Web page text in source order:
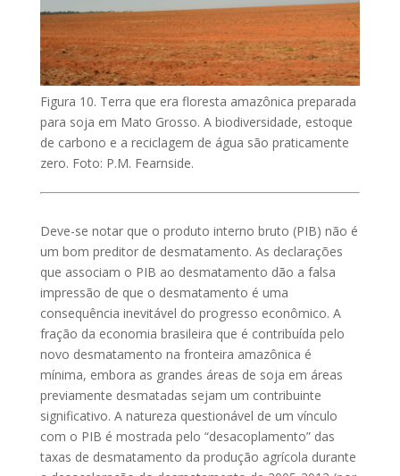
Figura 10. Terra que era floresta amazônica preparada
para soja em Mato Grosso. A biodiversidade, estoque
de carbono e a reciclagem de água são praticamente
zero. Foto: P.M. Fearnside.
Deve-se notar que o produto interno bruto (PIB) não é
um bom preditor de desmatamento. As declarações
que associam o PIB ao desmatamento dão a falsa
impressão de que o desmatamento é uma
consequência inevitável do progresso econômico. A
fração da economia brasileira que é contribuída pelo
novo desmatamento na fronteira amazônica é
mínima, embora as grandes áreas de soja em áreas
previamente desmatadas sejam um contribuinte
significativo. A natureza questionável de um vínculo
com o PIB é mostrada pelo “desacoplamento” das
taxas de desmatamento da produção agrícola durante